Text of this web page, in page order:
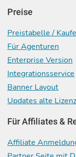
Preise
Preistabelle /
Für Agenturen
Enterprise Version
Integrationsservice
Banner Layout
Updates alte
Für Affiliates &
Affiliate